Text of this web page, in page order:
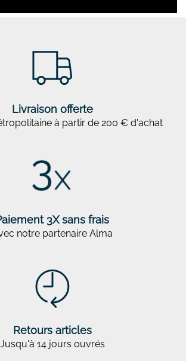
Livraison offerte
à partir de 200 € d'achat
3X sans frais
notre partenaire Alma
Retours articles
Jusqu'à 14 jours ouvrés